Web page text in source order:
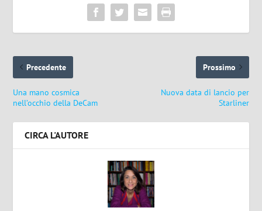
Precedente
Una mano cosmica
nell’occhio della DeCam
Prossimo
Nuova data di lancio per
Starliner
CIRCA L'AUTORE